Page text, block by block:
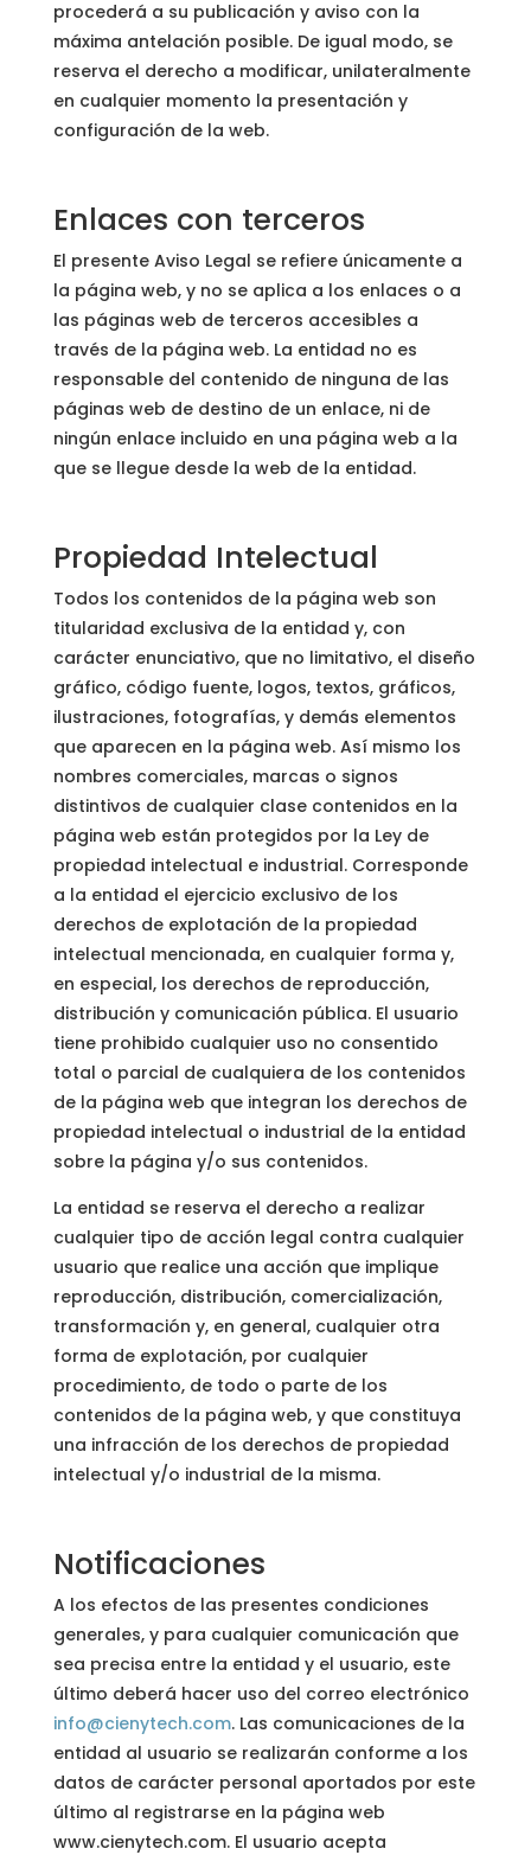
procederá a su publicación y aviso con la
máxima antelación posible. De igual modo, se
reserva el derecho a modificar, unilateralmente
en cualquier momento la presentación y
configuración de la web.
Enlaces con terceros
El presente Aviso Legal se refiere únicamente a
la página web, y no se aplica a los enlaces o a
las páginas web de terceros accesibles a
través de la página web. La entidad no es
responsable del contenido de ninguna de las
páginas web de destino de un enlace, ni de
ningún enlace incluido en una página web a la
que se llegue desde la web de la entidad.
Propiedad Intelectual
Todos los contenidos de la página web son
titularidad exclusiva de la entidad y, con
carácter enunciativo, que no limitativo, el diseño
gráfico, código fuente, logos, textos, gráficos,
ilustraciones, fotografías, y demás elementos
que aparecen en la página web. Así mismo los
nombres comerciales, marcas o signos
distintivos de cualquier clase contenidos en la
página web están protegidos por la Ley de
propiedad intelectual e industrial. Corresponde
a la entidad el ejercicio exclusivo de los
derechos de explotación de la propiedad
intelectual mencionada, en cualquier forma y,
en especial, los derechos de reproducción,
distribución y comunicación pública. El usuario
tiene prohibido cualquier uso no consentido
total o parcial de cualquiera de los contenidos
de la página web que integran los derechos de
propiedad intelectual o industrial de la entidad
sobre la página y/o sus contenidos.
La entidad se reserva el derecho a realizar
cualquier tipo de acción legal contra cualquier
usuario que realice una acción que implique
reproducción, distribución, comercialización,
transformación y, en general, cualquier otra
forma de explotación, por cualquier
procedimiento, de todo o parte de los
contenidos de la página web, y que constituya
una infracción de los derechos de propiedad
intelectual y/o industrial de la misma.
Notificaciones
A los efectos de las presentes condiciones
generales, y para cualquier comunicación que
sea precisa entre la entidad y el usuario, este
último deberá hacer uso del correo electrónico
info@cienytech.com. Las comunicaciones de la
entidad al usuario se realizarán conforme a los
datos de carácter personal aportados por este
último al registrarse en la página web
www.cienytech.com. El usuario acepta